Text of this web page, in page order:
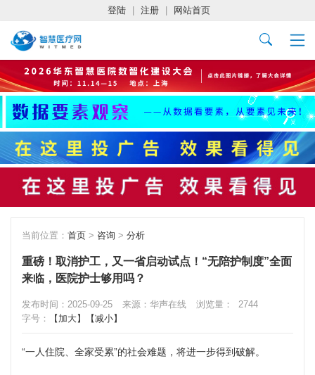
登陆 注册 网站首页
当前位置： 首页 > 咨询 > 分析
重磅！取消护工，又一省启动试点！“无陪护制度”全面
来临，医院护士够用吗？
发布时间：2025-09-25 来源：华声在线 浏览量：
2744
字号：
【加大】 【减小】
“一人住院、全家受累”的社会难题，将进一步得到破解。